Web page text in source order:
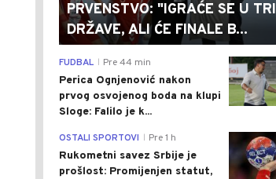
PRVENSTVO: "IGRAĆE SE U TRI
DRŽAVE, ALI ĆE FINALE B...
FUDBAL Pre 44 min
Perica Ognjenović nakon
prvog osvojenog boda na klupi
Sloge: Falilo je k...
OSTALI SPORTOVI Pre 1 h
Rukometni savez Srbije je
prošlost: Promijenjen statut,